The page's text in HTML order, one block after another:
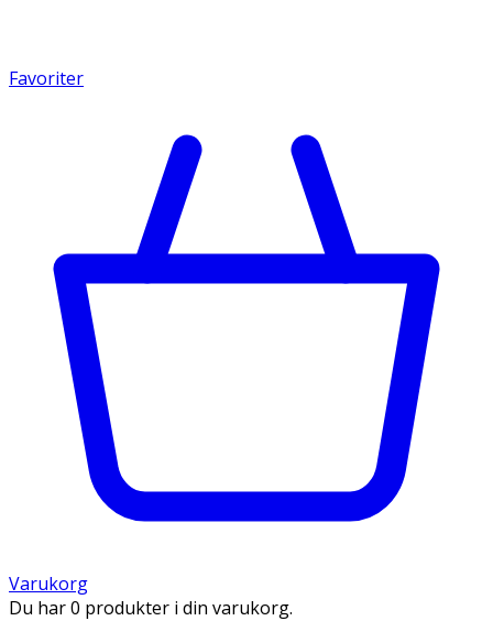
Favoriter
Varukorg
Du har 0 produkter i din varukorg.